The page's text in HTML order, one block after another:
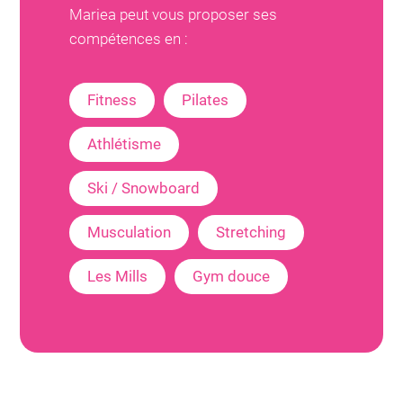
Mariea peut vous proposer ses
compétences en :
Fitness Pilates
Athlétisme
Ski / Snowboard
Musculation Stretching
Les Mills Gym douce